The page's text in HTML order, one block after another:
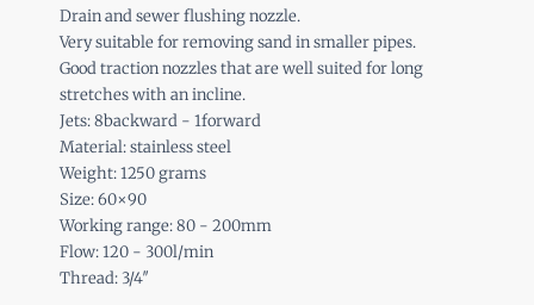
Grenade
Nozzle
3/4"
quantity
Drain and sewer flushing nozzle.
Very suitable for removing sand in smaller pipes.
Good traction nozzles that are well suited for long
stretches with an incline.
Jets: 8backward - 1forward
Material: stainless steel
Weight: 1250 grams
Size: 60×90
Working range: 80 - 200mm
Flow: 120 - 300l/min
Thread: 3/4″